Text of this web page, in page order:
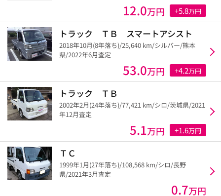
12.0万円 +5.8万円
トラック ＴＢ スマートアシスト
2018年10月(8年落ち)/25,640 km/シルバー/熊本
県/2022年6月査定
53.0万円 +4.2万円
トラック ＴＢ
2002年2月(24年落ち)/77,421 km/シロ/茨城県/2021
年12月査定
5.1万円 +1.6万円
ＴＣ
1999年1月(27年落ち)/108,568 km/シロ/長野
県/2021年3月査定
0.7万円